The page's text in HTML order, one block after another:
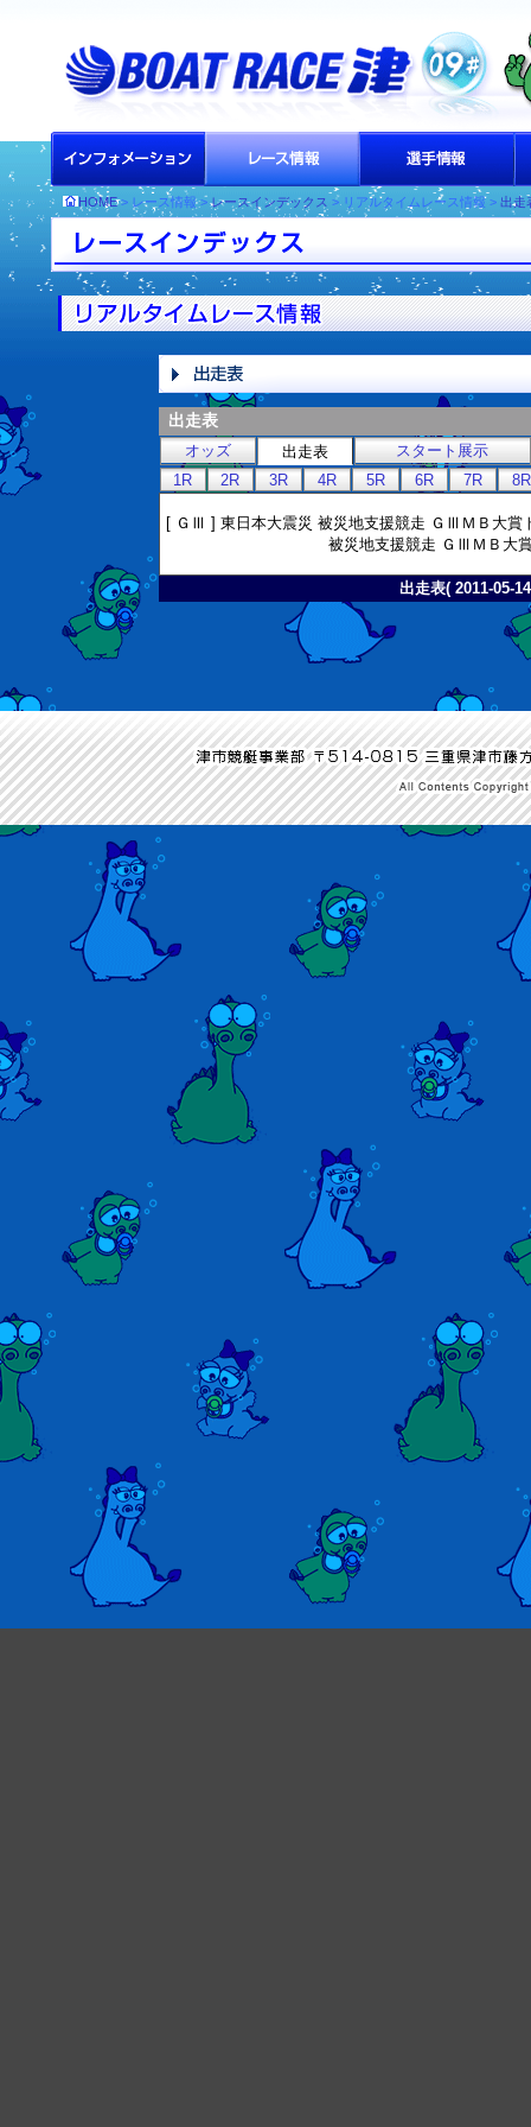
HOME> レース情報 >レースインデックス > リアルタイムレース情報 > 出走
出走表
オッズ 出走表
スタート展示
1R
2R 3R 4R 5R 6R 7R 8R
[ ＧⅢ ] 東日本大震災 被災地支援競走 ＧⅢＭＢ大賞
被災地支援競走 ＧⅢＭＢ大
出走表( 2011-05-